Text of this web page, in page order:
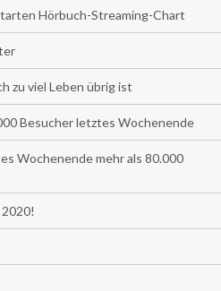
Hörbuch-Streaming-Chart
zu viel Leben übrig ist
Besucher letztes Wochenende
Wochenende mehr als 80.000